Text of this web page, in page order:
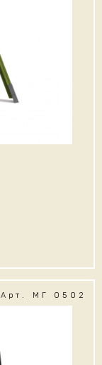
Арт. МГ 0502